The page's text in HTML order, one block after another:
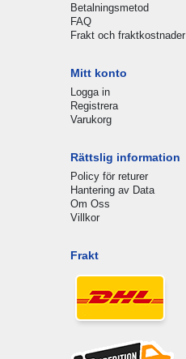
Betalningsmetod
FAQ
Frakt och fraktkostnader
Mitt konto
Logga in
Registrera
Varukorg
Rättslig information
Policy för returer
Hantering av Data
Om Oss
Villkor
Frakt